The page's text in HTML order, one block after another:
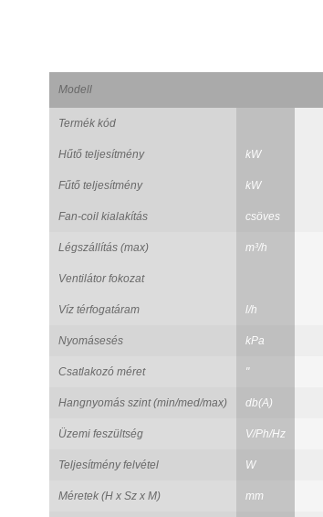
Modell
Termék kód
Hűtő teljesítmény kW
Fűtő teljesítmény kW
Fan-coil kialakítás csöves
Légszállítás (max) m³/h
Ventilátor fokozat
Víz térfogatáram l/h
Nyomásesés kPa
Csatlakozó méret "
Hangnyomás szint (min/med/max) db(A)
Üzemi feszültség V/Ph/Hz
Teljesítmény felvétel W
Méretek (H x Sz x M) mm